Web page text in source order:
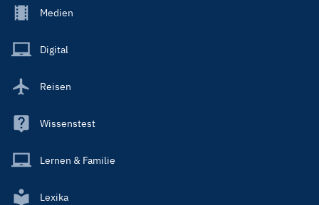
Footer
Main
Medien
Digital
Reisen
Wissenstest
Lernen & Familie
Lexika